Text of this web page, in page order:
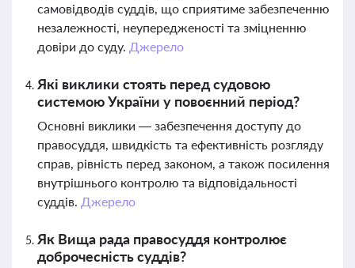
самовідводів суддів, що сприятиме забезпеченню
незалежності, неупередженості та зміцненню
довіри до суду. Джерело
Які виклики стоять перед судовою
системою України у повоєнний період?
Основні виклики — забезпечення доступу до
правосуддя, швидкість та ефективність розгляду
справ, рівність перед законом, а також посилення
внутрішнього контролю та відповідальності
суддів. Джерело
Як Вища рада правосуддя контролює
доброчесність суддів?